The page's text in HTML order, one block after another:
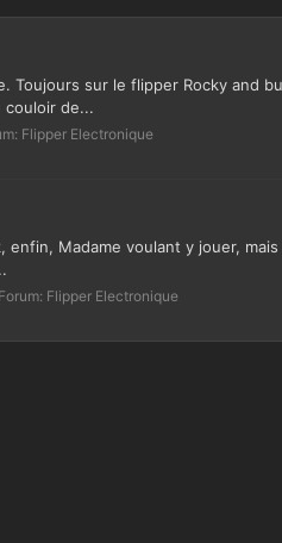
sur le flipper Rocky and
couloir de...
Flipper Electronique
Madame voulant y jouer, mais
Forum: Flipper Electronique